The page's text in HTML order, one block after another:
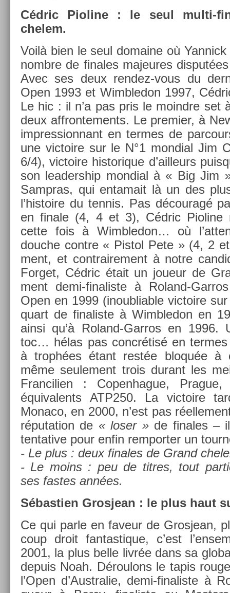
Cédric Pioline : le seul multi-
chelem.
Voilà bien le seul domaine où
nombre de fin­ales majeures
Avec ses deux rendez-vous du
Open 1993 et Wimbledon 1997,
Le hic : il n’a pas pris le moindre set
deux affron­te­ments. Le pre­mi­er, à
im­pres­sion­nant en ter­mes de
une vic­toire sur le N°1 mon­di­al Jim
6/4), vic­toire his­torique d’ail­leurs
son leadership mon­di­al à « Big Jim
Sampras, qui en­tamait là un des
l’his­toire du ten­nis. Pas découragé
en fin­ale (4, 4 et 3), Cédric Pioline
cette fois à Wimbledon… où
douc­he con­tre « Pis­tol Pete » (4, 2
ment, et contra­ire­ment à notre
For­get, Cédric était un joueur de
ment demi-finaliste à Roland-
Open en 1999 (in­oub­li­able vic­toire
quart de fin­alis­te à Wimbledon en
ainsi qu’à Roland-Garros en
toc… hélas pas concrétisé en ter­mes
à trophées étant restée bloquée à
même seule­ment trois durant les
Fran­cili­en : Co­pen­hague, Prague,
équivalents ATP250. La vic­toire
Monaco, en 2000, n’est pas
réputa­tion de « loser »de fin­ales –
ten­tative pour enfin re­mport­er un
- Le plus : deux fin­ales de Grand
- Le moins : peu de tit­res, tout
ses fas­tes années.
Sébas­ti­en Gros­jean : le plus haut
Ce qui parle en faveur de Gros­jean,
coup droit fan­tastique, c’est
2001, la plus belle livrée dans sa
de­puis Noah. Déroulons le tapis
l’Open d’Australie, demi-finaliste à